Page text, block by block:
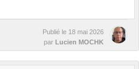
Publié le 18 mai 2026
par Lucien MOCHK